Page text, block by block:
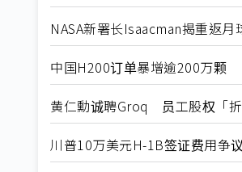
NASA新署长Isaacman揭重返
中国H200订单暴增逾200万颗
黄仁勳诚聘Groq 员工股权「
川普10万美元H-1B签证费用